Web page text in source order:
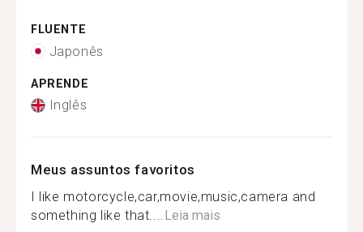
FLUENTE
Japonês
APRENDE
Inglês
Meus assuntos favoritos
I like motorcycle,car,movie,music,camera and
something like that....Leia mais